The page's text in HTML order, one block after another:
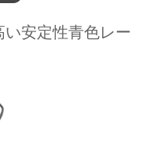
安定性青色レー